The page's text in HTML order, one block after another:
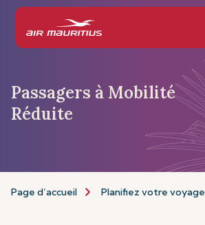
Passagers à Mobilité
Réduite
Page d’accueil Planifiez votre voyage